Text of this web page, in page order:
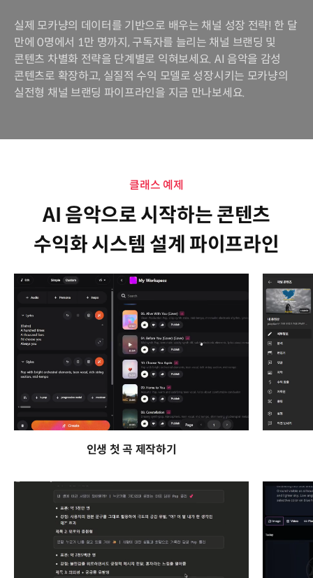
실제 모카냥의 데이터를 기반으로 배우는 채널 성장 전략! 한 달
만에 0명에서 1만 명까지, 구독자를 늘리는 채널 브랜딩 및
콘텐츠 차별화 전략을 단계별로 익혀보세요. AI 음악을 감성
콘텐츠로 확장하고, 실질적 수익 모델로 성장시키는 모카냥의
실전형 채널 브랜딩 파이프라인을 지금 만나보세요.
클래스 예제
AI 음악으로 시작하는 콘텐츠
수익화 시스템 설계 파이프라인
인생 첫 곡 제작하기